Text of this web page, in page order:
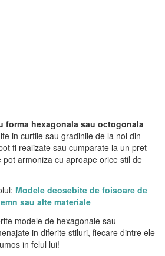
forma hexagonala sau octogonala
in curtile sau gradinile de la noi din
fi realizate sau cumparate la un pret
armoniza cu aproape orice stil de
Modele deosebite de foisoare de
sau alte materiale
modele de hexagonale sau
in diferite stiluri, fiecare dintre ele
in felul lui!